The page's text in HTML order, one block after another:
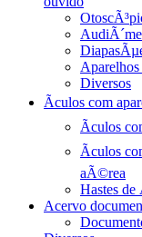
Diversos
Ãculos com
Ãculos
Ãculos
aÃ©rea
Hastes de
Acervo